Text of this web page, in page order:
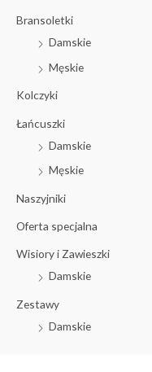
Bransoletki
Damskie
Męskie
Kolczyki
Łańcuszki
Damskie
Męskie
Naszyjniki
Oferta specjalna
Wisiory i Zawieszki
Damskie
Zestawy
Damskie